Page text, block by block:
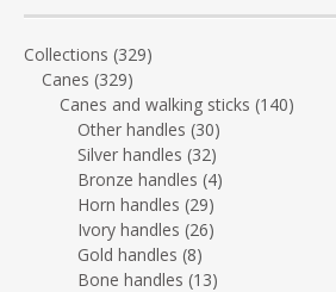
Collections (329)
Canes (329)
Canes and walking sticks (140)
Other handles (30)
Silver handles (32)
Bronze handles (4)
Horn handles (29)
Ivory handles (26)
Gold handles (8)
Bone handles (13)